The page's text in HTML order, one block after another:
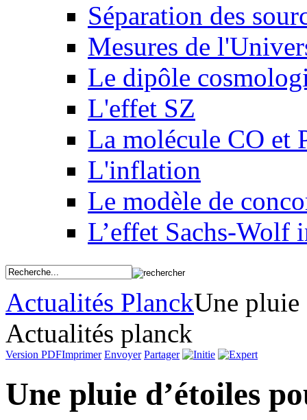
Séparation des
Mesures de
Le dipôle
L'effet SZ
La molécule CO et
L'inflation
Le modèle de
L’effet Sachs-Wolf
Actualités PlanckUne pluie
Actualités planck
Version PDFImprimer Envoyer Partager
Une pluie d’étoiles